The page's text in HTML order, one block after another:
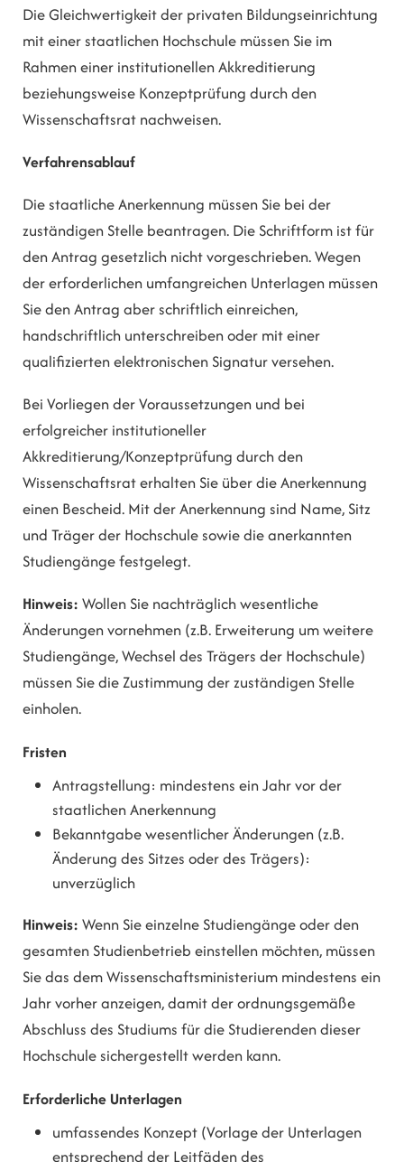
Die Gleichwertigkeit der privaten Bildungseinrichtung
mit einer staatlichen Hochschule müssen Sie im
Rahmen einer institutionellen Akkreditierung
beziehungsweise Konzeptprüfung durch den
Wissenschaftsrat nachweisen.
Verfahrensablauf
Die staatliche Anerkennung müssen Sie bei der
zuständigen Stelle beantragen. Die Schriftform ist für
den Antrag gesetzlich nicht vorgeschrieben. Wegen
der erforderlichen umfangreichen Unterlagen müssen
Sie den Antrag aber schriftlich einreichen,
handschriftlich unterschreiben oder mit einer
qualifizierten elektronischen Signatur versehen.
Bei Vorliegen der Voraussetzungen und bei
erfolgreicher institutioneller
Akkreditierung/Konzeptprüfung durch den
Wissenschaftsrat erhalten Sie über die Anerkennung
einen Bescheid. Mit der Anerkennung sind Name, Sitz
und Träger der Hochschule sowie die anerkannten
Studiengänge festgelegt.
Hinweis: Wollen Sie nachträglich wesentliche
Änderungen vornehmen (z.B. Erweiterung um weitere
Studiengänge, Wechsel des Trägers der Hochschule)
müssen Sie die Zustimmung der zuständigen Stelle
einholen.
Fristen
Antragstellung: mindestens ein Jahr vor der
staatlichen Anerkennung
Bekanntgabe wesentlicher Änderungen (z.B.
Änderung des Sitzes oder des Trägers):
unverzüglich
Hinweis: Wenn Sie einzelne Studiengänge oder den
gesamten Studienbetrieb einstellen möchten, müssen
Sie das dem Wissenschaftsministerium mindestens ein
Jahr vorher anzeigen, damit der ordnungsgemäße
Abschluss des Studiums für die Studierenden dieser
Hochschule sichergestellt werden kann.
Erforderliche Unterlagen
umfassendes Konzept (Vorlage der Unterlagen
entsprechend der Leitfäden des